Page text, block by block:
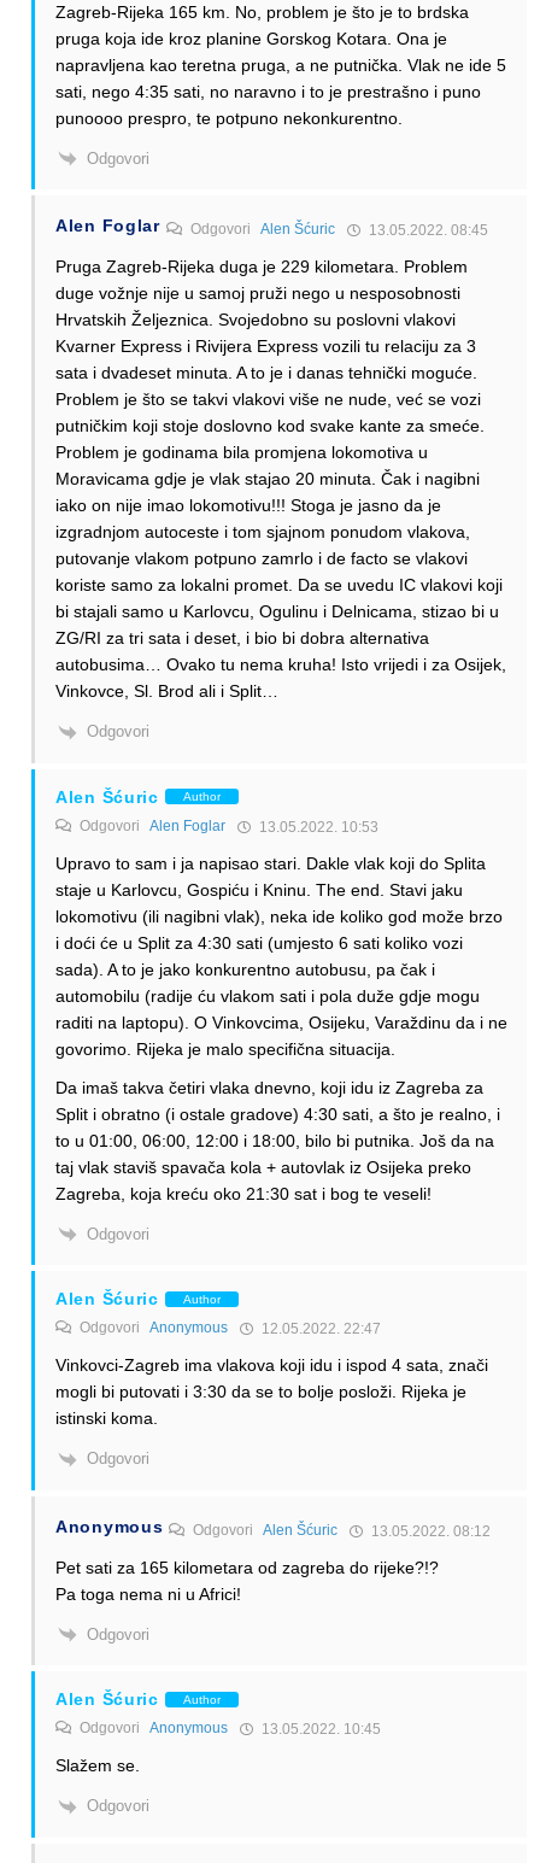
Zagreb-Rijeka 165 km. No, problem je što je to brdska
pruga koja ide kroz planine Gorskog Kotara. Ona je
napravljena kao teretna pruga, a ne putnička. Vlak ne ide 5
sati, nego 4:35 sati, no naravno i to je prestrašno i puno
punoooo prespro, te potpuno nekonkurentno.
Odgovori
Alen Foglar Odgovori Alen Šćuric 13.05.2022. 08:45
Pruga Zagreb-Rijeka duga je 229 kilometara. Problem
duge vožnje nije u samoj pruži nego u nesposobnosti
Hrvatskih Željeznica. Svojedobno su poslovni vlakovi
Kvarner Express i Rivijera Express vozili tu relaciju za 3
sata i dvadeset minuta. A to je i danas tehnički moguće.
Problem je što se takvi vlakovi više ne nude, već se vozi
putničkim koji stoje doslovno kod svake kante za smeće.
Problem je godinama bila promjena lokomotiva u
Moravicama gdje je vlak stajao 20 minuta. Čak i nagibni
iako on nije imao lokomotivu!!! Stoga je jasno da je
izgradnjom autoceste i tom sjajnom ponudom vlakova,
putovanje vlakom potpuno zamrlo i de facto se vlakovi
koriste samo za lokalni promet. Da se uvedu IC vlakovi koji
bi stajali samo u Karlovcu, Ogulinu i Delnicama, stizao bi u
ZG/RI za tri sata i deset, i bio bi dobra alternativa
autobusima… Ovako tu nema kruha! Isto vrijedi i za Osijek,
Vinkovce, Sl. Brod ali i Split…
Odgovori
Alen Šćuric Author
Odgovori Alen Foglar 13.05.2022. 10:53
Upravo to sam i ja napisao stari. Dakle vlak koji do Splita
staje u Karlovcu, Gospiću i Kninu. The end. Stavi jaku
lokomotivu (ili nagibni vlak), neka ide koliko god može brzo
i doći će u Split za 4:30 sati (umjesto 6 sati koliko vozi
sada). A to je jako konkurentno autobusu, pa čak i
automobilu (radije ću vlakom sati i pola duže gdje mogu
raditi na laptopu). O Vinkovcima, Osijeku, Varaždinu da i ne
govorimo. Rijeka je malo specifična situacija.
Da imaš takva četiri vlaka dnevno, koji idu iz Zagreba za
Split i obratno (i ostale gradove) 4:30 sati, a što je realno, i
to u 01:00, 06:00, 12:00 i 18:00, bilo bi putnika. Još da na
taj vlak staviš spavača kola + autovlak iz Osijeka preko
Zagreba, koja kreću oko 21:30 sat i bog te veseli!
Odgovori
Alen Šćuric Author
Odgovori Anonymous 12.05.2022. 22:47
Vinkovci-Zagreb ima vlakova koji idu i ispod 4 sata, znači
mogli bi putovati i 3:30 da se to bolje posloži. Rijeka je
istinski koma.
Odgovori
Anonymous OdgovoriAlen Šćuric 13.05.2022. 08:12
Pet sati za 165 kilometara od zagreba do rijeke?!?
Pa toga nema ni u Africi!
Odgovori
Alen Šćuric Author
Odgovori Anonymous 13.05.2022. 10:45
Slažem se.
Odgovori